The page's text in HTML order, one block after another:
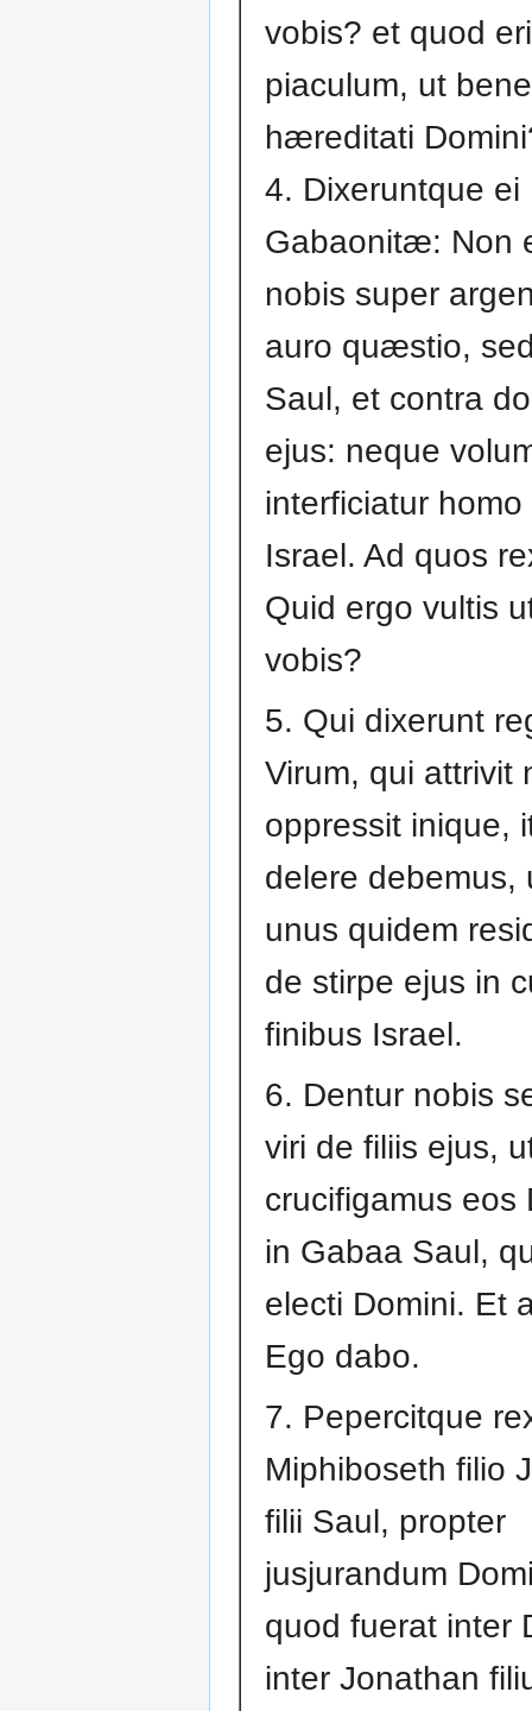
vobis? et quod
piaculum, ut
hæreditati
4. Dixeruntque ei
Gabaonitæ: Non
nobis super
auro quæstio,
Saul, et contra
ejus: neque
interficiatur homo
Israel. Ad quos
Quid ergo vultis
vobis?
5. Qui dixerunt
Virum, qui attrivit
oppressit inique,
delere debemus,
unus quidem
de stirpe ejus in
finibus Israel.
6. Dentur nobis
viri de filiis ejus,
crucifigamus eos
in Gabaa Saul,
electi Domini. Et
Ego dabo.
7. Pepercitque
Miphiboseth filio
filii Saul, propter
jusjurandum
quod fuerat inter
inter Jonathan